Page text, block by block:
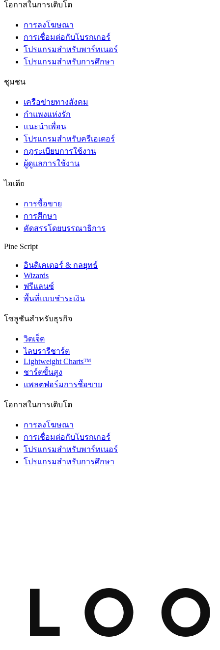
โอกาสในการเติบโต
การลงโฆษณา
การเชื่อมต่อกับโบรกเกอร์
โปรแกรมสำหรับพาร์ทเนอร์
โปรแกรมสำหรับการศึกษา
ชุมชน
เครือข่ายทางสังคม
กำแพงแห่งรัก
แนะนำเพื่อน
โปรแกรมสำหรับครีเอเตอร์
กฎระเบียบการใช้งาน
ผู้ดูแลการใช้งาน
ไอเดีย
การซื้อขาย
การศึกษา
คัดสรรโดยบรรณาธิการ
Pine Script
อินดิเคเตอร์ & กลยุทธ์
Wizards
ฟรีแลนซ์
พื้นที่แบบชำระเงิน
โซลูชันสำหรับธุรกิจ
วิดเจ็ต
ไลบรารีชาร์ต
Lightweight Charts™
ชาร์ตขั้นสูง
แพลตฟอร์มการซื้อขาย
โอกาสในการเติบโต
การลงโฆษณา
การเชื่อมต่อกับโบรกเกอร์
โปรแกรมสำหรับพาร์ทเนอร์
โปรแกรมสำหรับการศึกษา